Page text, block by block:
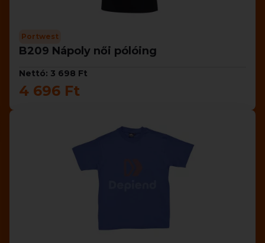
Portwest
B209 Nápoly női pólóing
Nettó: 3 698 Ft
4 696 Ft